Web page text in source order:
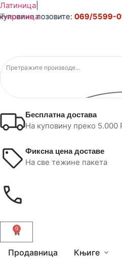
Латиница
Ћирилица
позовите:069/5599-019•
Бесплатна достава
На куповину преко
Фиксна цена доставе
На све тежине пакета
0
Продавница Књиге